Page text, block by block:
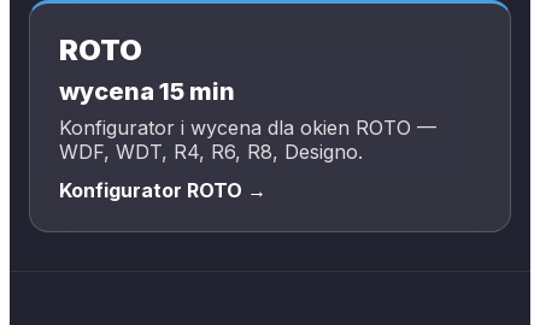
ROTO
wycena 15 min
Konfigurator i wycena dla okien ROTO —
WDF, WDT, R4, R6, R8, Designo.
Konfigurator ROTO →